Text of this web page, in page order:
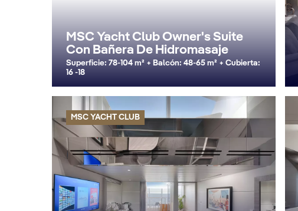
MSC Yacht Club Owner's Suite
Con Bañera De Hidromasaje
Superficie: 78-104 m² + Balcón: 48-65 m² + Cubierta:
16 -18
MSC YACHT CLUB